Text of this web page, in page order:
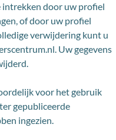
door uw profiel
of door uw profiel
verwijdering kunt u
Uw gegevens
voor het gebruik
gepubliceerde
ingezien.